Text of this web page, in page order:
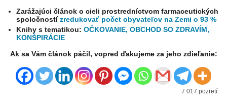
Zarážajúci článok o cieli prostredníctvom farmaceutických
spoločnostízredukovať počet obyvateľov na Zemi o 93 %
Knihy s tematikou:OČKOVANIE, OBCHOD SO ZDRAVÍM,
KONŠPIRÁCIE
Ak sa Vám článok páčil, vopred ďakujeme za jeho zdieľanie:
7 017 pozretí